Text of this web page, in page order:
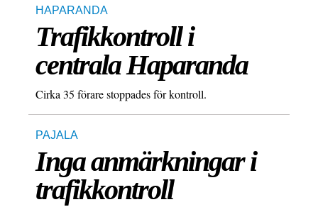
HAPARANDA
Trafikkontroll i
centrala Haparanda
Cirka 35 förare stoppades för kontroll.
PAJALA
Inga anmärkningar i
trafikkontroll